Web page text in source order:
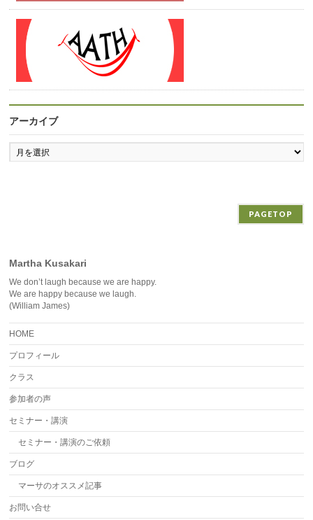
アーカイブ
ア
ー
PAGETOP
Martha Kusakari
We don’t laugh because we are happy.
We are happy because we laugh.
(William James)
HOME
プロフィール
クラス
参加者の声
セミナー・講演
セミナー・講演のご依頼
ブログ
マーサのオススメ記事
お問い合せ